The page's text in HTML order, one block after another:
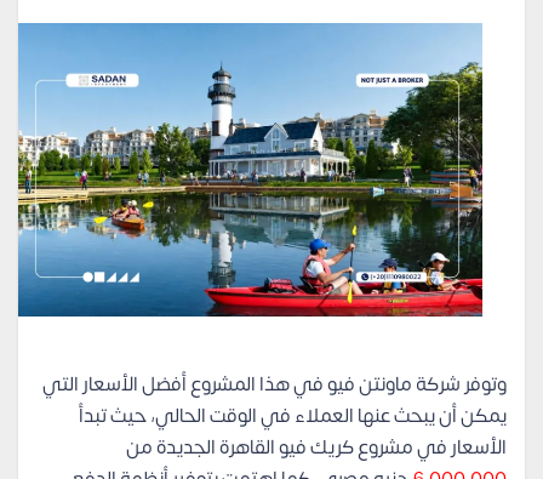
وتوفر شركة ماونتن فيو في هذا المشروع أفضل الأسعار التي
يمكن أن يبحث عنها العملاء في الوقت الحالي، حيث تبدأ
الأسعار في مشروع كريك فيو القاهرة الجديدة من